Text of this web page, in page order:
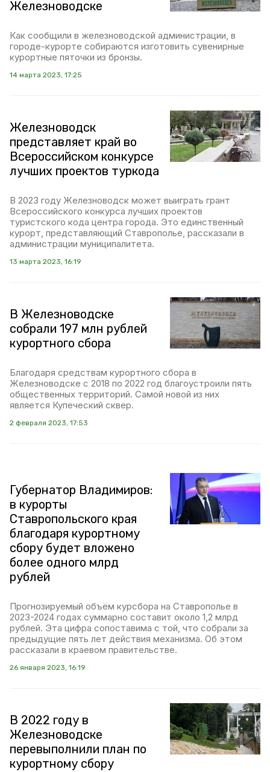
Железноводске
Как сообщили в железноводской администрации, в
городе-курорте собираются изготовить сувенирные
курортные пяточки из бронзы.
14 марта 2023, 17:25
Железноводск
представляет край во
Всероссийском конкурсе
лучших проектов туркода
В 2023 году Железноводск может выиграть грант
Всероссийского конкурса лучших проектов
туристского кода центра города. Это единственный
курорт, представляющий Ставрополье, рассказали в
администрации муниципалитета.
13 марта 2023, 16:19
В Железноводске
собрали 197 млн рублей
курортного сбора
Благодаря средствам курортного сбора в
Железноводске с 2018 по 2022 год благоустроили пять
общественных территорий. Самой новой из них
является Купеческий сквер.
2 февраля 2023, 17:53
Губернатор Владимиров:
в курорты
Ставропольского края
благодаря курортному
сбору будет вложено
более одного млрд
рублей
Прогнозируемый объём курсбора на Ставрополье в
2023-2024 годах суммарно составит около 1,2 млрд
рублей. Эта цифра сопоставима с той, что собрали за
предыдущие пять лет действия механизма. Об этом
рассказали в краевом правительстве.
26 января 2023, 16:19
В 2022 году в
Железноводске
перевыполнили план по
курортному сбору